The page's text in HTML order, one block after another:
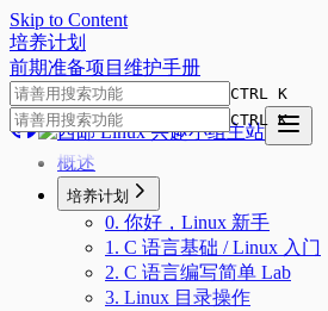
Skip to Content
培养计划
前期准备项目 维护手册
CTRL K
CTRL K
概述
培养计划
0. 你好，Linux 新手
1. C 语言基础 / Linux 入门
2. C 语言编写简单 Lab
3. Linux 目录操作